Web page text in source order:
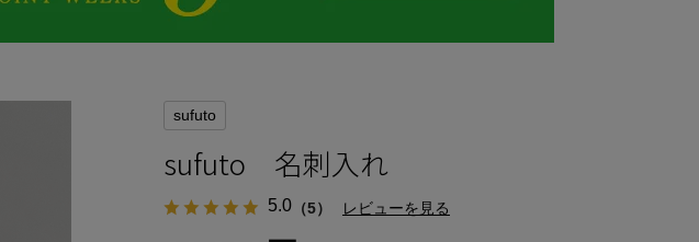
sufuto
sufuto 名刺入れ
5.0 （5） レビューを見る